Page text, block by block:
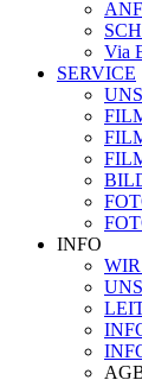
Via
SERVICE
INFO